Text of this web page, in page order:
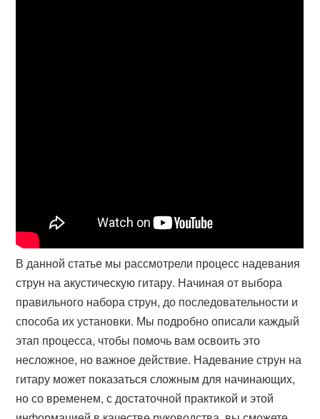
В данной статье мы рассмотрели процесс надевания
струн на акустическую гитару. Начиная от выбора
правильного набора струн, до последовательности и
способа их установки. Мы подробно описали каждый
этап процесса, чтобы помочь вам освоить это
несложное, но важное действие. Надевание струн на
гитару может показаться сложным для начинающих,
но со временем, с достаточной практикой и этой